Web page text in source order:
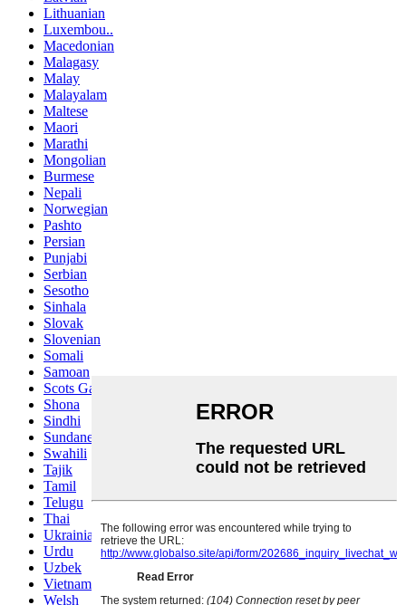
Lithuanian
Luxembou..
Macedonian
Malagasy
Malay
Malayalam
Maltese
Maori
Marathi
Mongolian
Burmese
Nepali
Norwegian
Pashto
Persian
Punjabi
Serbian
Sesotho
Sinhala
Slovak
Slovenian
Somali
Samoan
Scots Gaelic
Shona
Sindhi
Sundanese
Swahili
Tajik
Tamil
Telugu
Thai
Ukrainian
Urdu
Uzbek
Vietnamese
Welsh